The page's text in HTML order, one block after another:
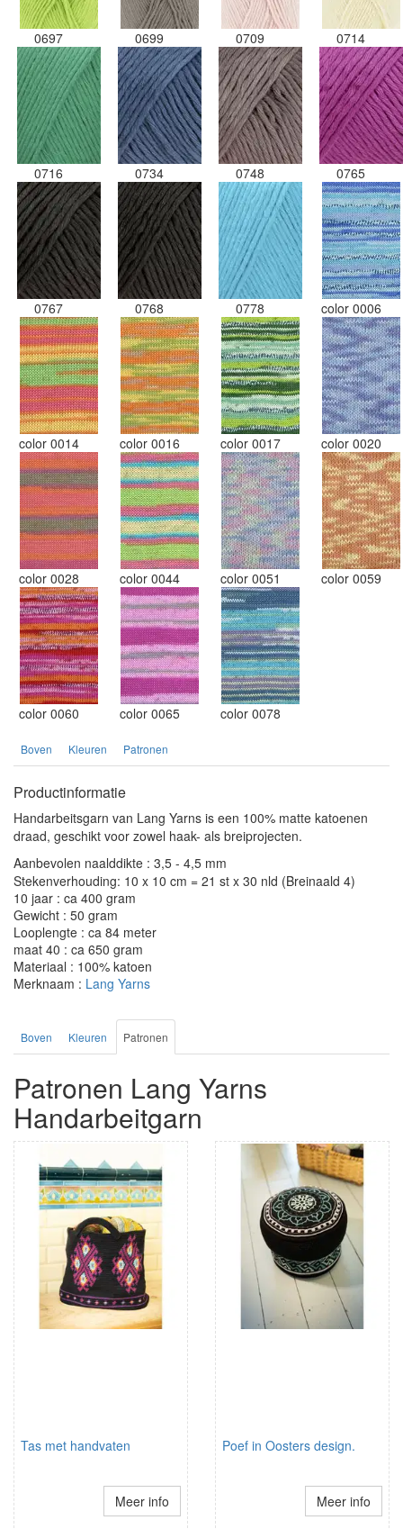
0697 0699 0709 0714
0716 0734 0748 0765
0767 0768 0778 color 0006
color 0014 color 0016 color 0017 color 0020
color 0028 color 0044 color 0051 color 0059
color 0060 color 0065 color 0078
Boven Kleuren Patronen
Productinformatie
Handarbeitsgarn van Lang Yarns is een 100% matte katoenen
draad, geschikt voor zowel haak- als breiprojecten.
Aanbevolen naalddikte : 3,5 - 4,5 mm
Stekenverhouding: 10 x 10 cm = 21 st x 30 nld (Breinaald 4)
10 jaar : ca 400 gram
Gewicht : 50 gram
Looplengte : ca 84 meter
maat 40 : ca 650 gram
Materiaal : 100% katoen
Merknaam : Lang Yarns
Boven Kleuren Patronen
Patronen Lang Yarns
Handarbeitgarn
Tas met handvaten
Meer info
Poef in Oosters design.
Meer info